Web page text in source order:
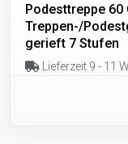
Podesttreppe 60
Treppen-/
gerieft 7 Stufen
Lieferzeit 9 - 11